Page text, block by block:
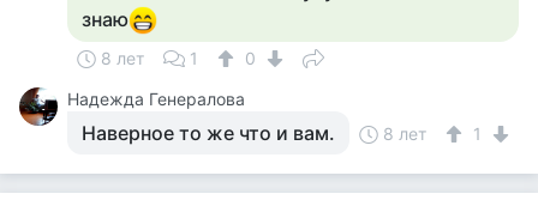
знаю
8 лет 1
0
Надежда Генералова
Наверное то же что и вам. 8 лет 1